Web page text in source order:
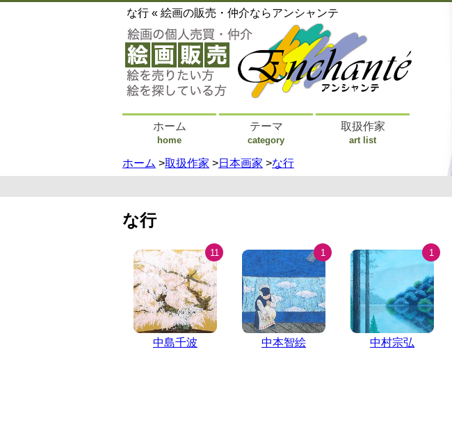
な行 « 絵画の販売・仲介ならアンシャンテ
ホーム
home
テーマ
category
取扱作家
art list
ホーム >取扱作家 >日本画家 >な行
な行
11
中島千波
1
中本智絵
1
中村宗弘